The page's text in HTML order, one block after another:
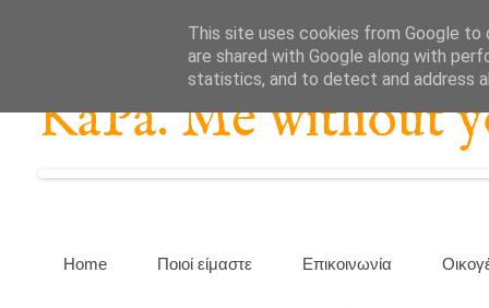
KaPa. Me without
Home Ποιοί είμαστε Επικοινωνία
This site uses cookies from Google to
are shared with Google along with
statistics, and to detect and address